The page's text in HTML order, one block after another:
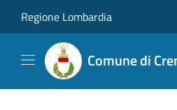
Regione Lombardia
Comune di